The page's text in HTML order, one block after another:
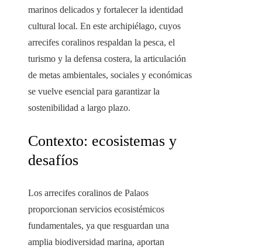
marinos delicados y fortalecer la identidad
cultural local. En este archipiélago, cuyos
arrecifes coralinos respaldan la pesca, el
turismo y la defensa costera, la articulación
de metas ambientales, sociales y económicas
se vuelve esencial para garantizar la
sostenibilidad a largo plazo.
Contexto: ecosistemas y
desafíos
Los arrecifes coralinos de Palaos
proporcionan servicios ecosistémicos
fundamentales, ya que resguardan una
amplia biodiversidad marina, aportan